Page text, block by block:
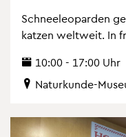
Schnee­leo­par­den
kat­zen welt­weit. In
10:00 - 17:00 Uhr
Na­tur­kun­de-